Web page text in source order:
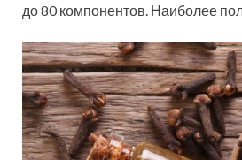
до 80 компонентов. Наиболее